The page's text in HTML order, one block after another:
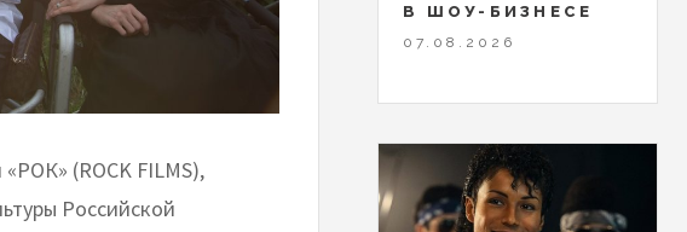
(ROCK FILMS),
Российской
В ШОУ-БИЗНЕСЕ
07.08.2026